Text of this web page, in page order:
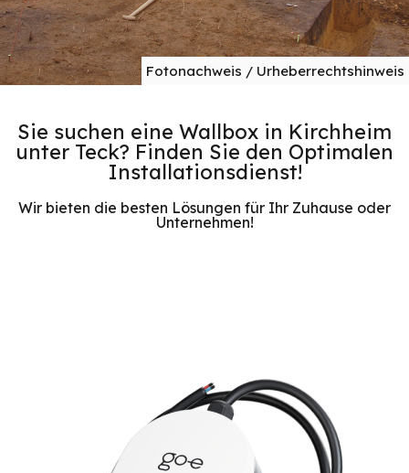
Fotonachweis / Urheberrechtshinweis
Sie suchen eine Wallbox in Kirchheim
unter Teck? Finden Sie den Optimalen
Installationsdienst!
Wir bieten die besten Lösungen für Ihr Zuhause oder
Unternehmen!